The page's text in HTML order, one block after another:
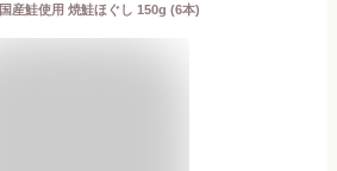
国産鮭使用 焼鮭ほぐし 150g (6本)